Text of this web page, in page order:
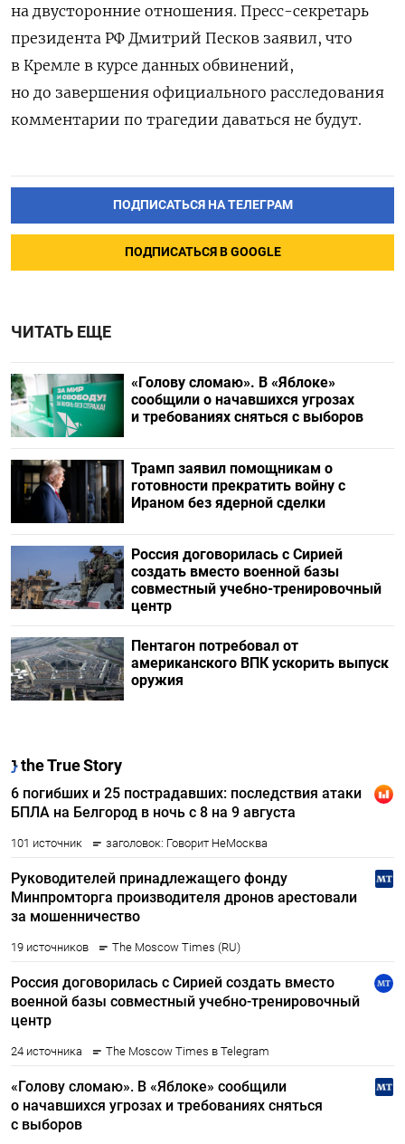
на двусторонние отношения. Пресс-секретарь
президента РФ Дмитрий Песков заявил, что
в Кремле в курсе данных обвинений,
но до завершения официального расследования
комментарии по трагедии даваться не будут.
ПОДПИСАТЬСЯ НА ТЕЛЕГРАМ
ПОДПИСАТЬСЯ В GOOGLE
ЧИТАТЬ ЕЩЕ
«Голову сломаю». В «Яблоке»
сообщили о начавшихся угрозах
и требованиях сняться с выборов
Трамп заявил помощникам о
готовности прекратить войну с
Ираном без ядерной сделки
Россия договорилась с Сирией
создать вместо военной базы
совместный учебно-тренировочный
центр
Пентагон потребовал от
американского ВПК ускорить выпуск
оружия